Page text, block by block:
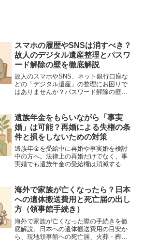
スマホの履歴やSNSは消すべき？
故人のデジタル遺産整理とパスワ
ード解除の壁を徹底解説
故人のスマホやSNS、ネット銀行口座な
どの「デジタル遺産」の整理にお困りで
はありませんか？パスワード解除の壁か
策まで、遺族が直面する課題と具体的な
対処法をプロが優しく解説します。
遺族年金をもらいながら「事実
婚」は可能？再婚による失権の条
件と損をしないための対策
遺族年金を受給中に再婚や事実婚を検討
中の方へ。法律上の再婚だけでなく、事
実婚でも遺族年金の受給権は消滅するの
っておくべき実務的な知識をわかりやす
く解説します。
海外で家族が亡くなったら？日本
への遺体搬送費用と死亡届の出し
方（領事館手続き）
海外で家族が亡くなった際の手続きを徹
底解説。日本への遺体搬送費用の目安か
ら、現地領事館への死亡届、火葬・葬儀